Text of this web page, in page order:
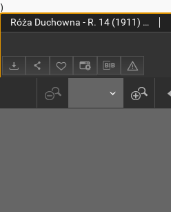
)
Róża Duchowna - R. 14 (1911) n. 1-12